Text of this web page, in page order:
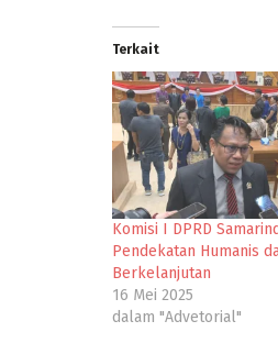
Terkait
Komisi I DPRD
Pendekatan Humanis
Berkelanjutan
16 Mei 2025
dalam "Advetorial"